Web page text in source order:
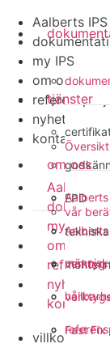
EPD
tjänster
verktyg
Fast
om oss
vår
Aalberts
my IPS
om oss
nyheter
kontakt
Aalberts
my IPS
om oss
nyheter
kontakt
villkor